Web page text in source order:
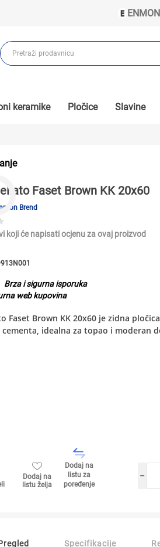
keramike Pločice Slavine
Faset Brown KK 20x60
Brend
koji će napisati ocjenu za ovaj proizvod
Brza i sigurna isporuka
web kupovina
Faset Brown KK 20x60 je zidna
idealna za topao i moderan
Dodaj na
listu želja
Dodaj na
listu za
poređenje
h
Specifikacije